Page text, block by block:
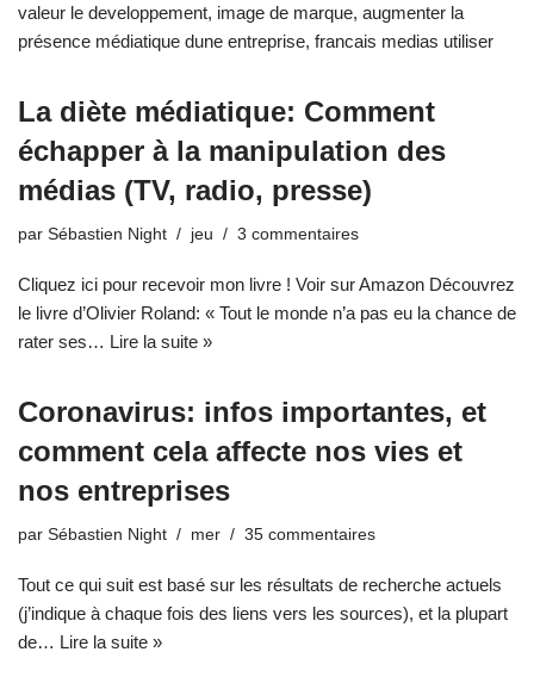
valeur le developpement, image de marque, augmenter la
présence médiatique dune entreprise, francais medias utiliser
La diète médiatique: Comment
échapper à la manipulation des
médias (TV, radio, presse)
par Sébastien Night jeu 3 commentaires
Cliquez ici pour recevoir mon livre ! Voir sur Amazon Découvrez
le livre d’Olivier Roland: « Tout le monde n’a pas eu la chance de
rater ses… Lire la suite »
Coronavirus: infos importantes, et
comment cela affecte nos vies et
nos entreprises
par Sébastien Night mer 35 commentaires
Tout ce qui suit est basé sur les résultats de recherche actuels
(j’indique à chaque fois des liens vers les sources), et la plupart
de… Lire la suite »